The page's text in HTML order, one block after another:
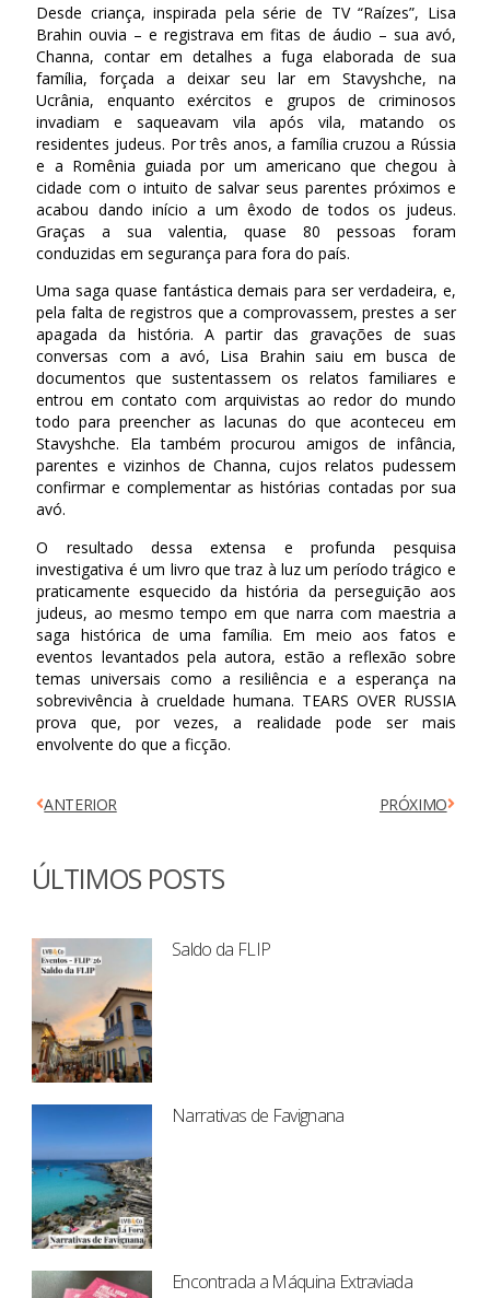
Desde criança, inspirada pela série de TV “Raízes”, Lisa
Brahin ouvia – e registrava em fitas de áudio – sua avó,
Channa, contar em detalhes a fuga elaborada de sua
família, forçada a deixar seu lar em Stavyshche, na
Ucrânia, enquanto exércitos e grupos de criminosos
invadiam e saqueavam vila após vila, matando os
residentes judeus. Por três anos, a família cruzou a Rússia
e a Romênia guiada por um americano que chegou à
cidade com o intuito de salvar seus parentes próximos e
acabou dando início a um êxodo de todos os judeus.
Graças a sua valentia, quase 80 pessoas foram
conduzidas em segurança para fora do país.
Uma saga quase fantástica demais para ser verdadeira, e,
pela falta de registros que a comprovassem, prestes a ser
apagada da história. A partir das gravações de suas
conversas com a avó, Lisa Brahin saiu em busca de
documentos que sustentassem os relatos familiares e
entrou em contato com arquivistas ao redor do mundo
todo para preencher as lacunas do que aconteceu em
Stavyshche. Ela também procurou amigos de infância,
parentes e vizinhos de Channa, cujos relatos pudessem
confirmar e complementar as histórias contadas por sua
avó.
O resultado dessa extensa e profunda pesquisa
investigativa é um livro que traz à luz um período trágico e
praticamente esquecido da história da perseguição aos
judeus, ao mesmo tempo em que narra com maestria a
saga histórica de uma família. Em meio aos fatos e
eventos levantados pela autora, estão a reflexão sobre
temas universais como a resiliência e a esperança na
sobrevivência à crueldade humana. TEARS OVER RUSSIA
prova que, por vezes, a realidade pode ser mais
envolvente do que a ficção.
ANTERIOR PRÓXIMO
ÚLTIMOS POSTS
Saldo da FLIP
Narrativas de Favignana
Encontrada a Máquina Extraviada